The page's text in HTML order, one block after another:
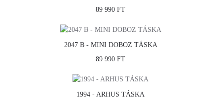
89 990 FT
2047 B - MINI DOBOZ TÁSKA
89 990 FT
1994 - ARHUS TÁSKA